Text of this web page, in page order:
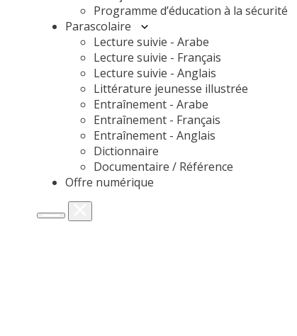
Programme d’éducation à la sécurité
Parascolaire
Lecture suivie - Arabe
Lecture suivie - Français
Lecture suivie - Anglais
Littérature jeunesse illustrée
Entraînement - Arabe
Entraînement - Français
Entraînement - Anglais
Dictionnaire
Documentaire / Référence
Offre numérique